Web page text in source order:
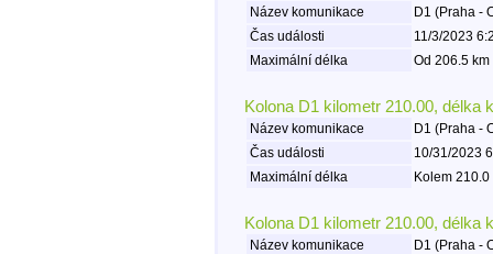
Název komunikace
D1 (Praha -
Čas události
11/3/2023
Maximální délka
Od 206.5
Kolona D1 kilometr 210.00, délka
Název komunikace
D1 (Praha -
Čas události
10/31/2023
Maximální délka
Kolem
Kolona D1 kilometr 210.00, délka
Název komunikace
D1 (Praha -